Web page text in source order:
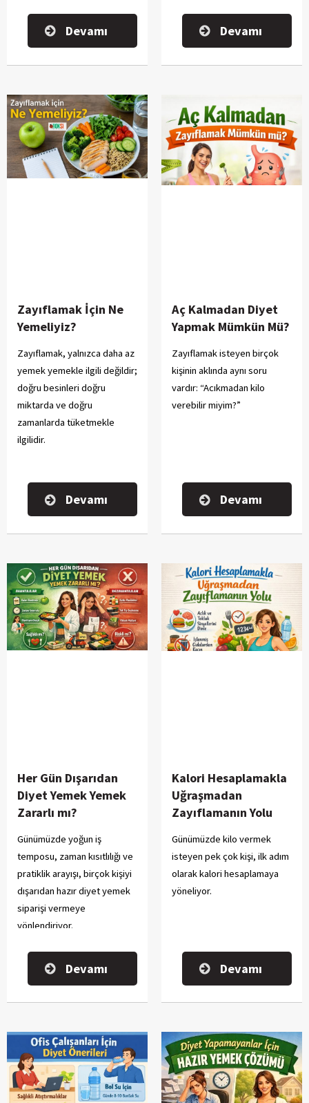
Devamı Devamı
Zayıflamak İçin Ne
Yemeliyiz?
Zayıflamak, yalnızca daha az
yemek yemekle ilgili değildir;
doğru besinleri doğru
miktarda ve doğru
zamanlarda tüketmekle
ilgilidir.
Devamı
Aç Kalmadan Diyet
Yapmak Mümkün Mü?
Zayıflamak isteyen birçok
kişinin aklında aynı soru
vardır: “Acıkmadan kilo
verebilir miyim?”
Devamı
Her Gün Dışarıdan
Diyet Yemek Yemek
Zararlı mı?
Günümüzde yoğun iş
temposu, zaman kısıtlılığı ve
pratiklik arayışı, birçok kişiyi
dışarıdan hazır diyet yemek
siparişi vermeye
yönlendiriyor.
Devamı
Kalori Hesaplamakla
Uğraşmadan
Zayıflamanın Yolu
Günümüzde kilo vermek
isteyen pek çok kişi, ilk adım
olarak kalori hesaplamaya
yöneliyor.
Devamı